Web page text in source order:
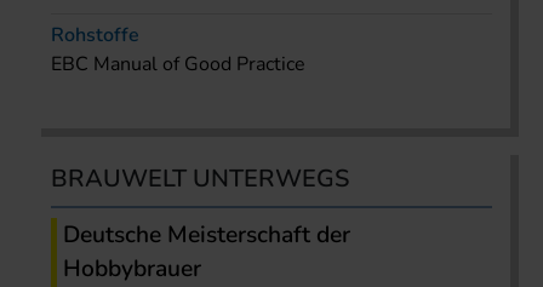
Rohstoffe
EBC Manual of Good Practice
BRAUWELT UNTERWEGS
Deutsche Meisterschaft der
Hobbybrauer